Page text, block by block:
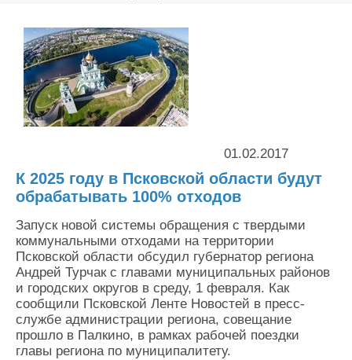
Новости компании
Мировые новости
О нас
Контакты
01.02.2017
К 2025 году в Псковской области будут
обрабатывать 100% отходов
Запуск новой системы обращения с твердыми
коммунальными отходами на территории
Псковской области обсудил губернатор региона
Андрей Турчак с главами муниципальных районов
и городских округов в среду, 1 февраля. Как
сообщили Псковской Ленте Новостей в пресс-
службе администрации региона, совещание
прошло в Палкино, в рамках рабочей поездки
главы региона по муниципалитету.